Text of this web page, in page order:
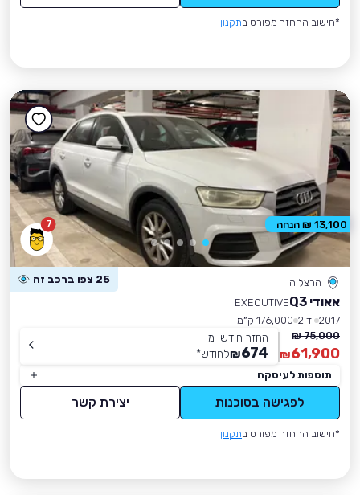
*חישוב ההחזר מפורט בתקנון
7
הרצליה 25 צפו ברכב זה
אאודי Q3
EXECUTIVE
2017 יד 2
176,000 ק״מ
75,000 ₪
61,900
₪
החזר חודשי מ-
674
₪לחודש*
תוספות לעיסקה
לפגישה בסוכנות יצירת קשר
*חישוב ההחזר מפורט בתקנון
13,100 ₪ הנחה